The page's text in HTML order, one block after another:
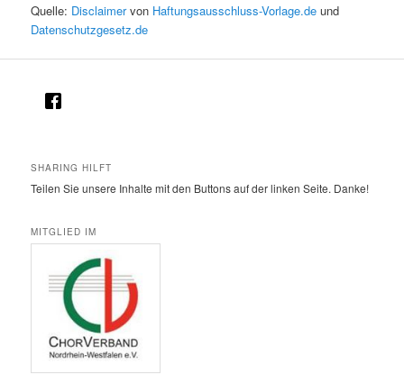
Quelle: Disclaimervon Haftungsausschluss-Vorlage.de und
Datenschutzgesetz.de
SHARING HILFT
Teilen Sie unsere Inhalte mit den Buttons auf der linken Seite. Danke!
MITGLIED IM